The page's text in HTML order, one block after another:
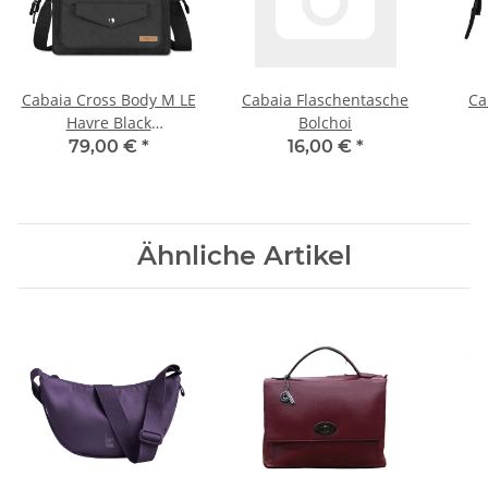
Cabaia Cross Body M LE
Havre Black
Umhängetasche
79,00 € *
Cabaia Flaschentasche
Bolchoi
16,00 € *
Ähnliche Artikel